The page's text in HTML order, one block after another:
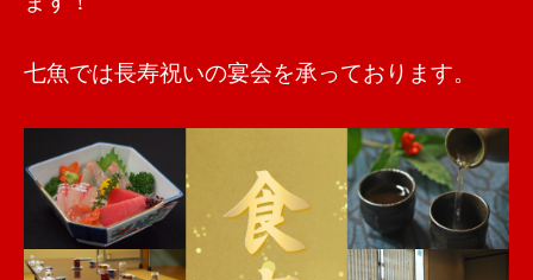
七魚では長寿祝いの宴会を承っております。